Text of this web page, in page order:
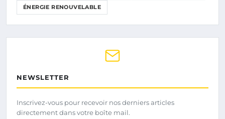
ÉNERGIE RENOUVELABLE
NEWSLETTER
Inscrivez-vous pour recevoir nos derniers articles
directement dans votre boîte mail.